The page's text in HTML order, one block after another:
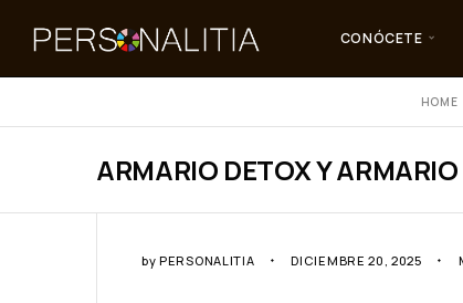
CONÓCETE
HOME
ARMARIO DETOX Y
by PERSONALITIA DICIEMBRE 20, 2025